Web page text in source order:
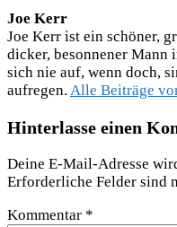
Joe Kerr
Joe Kerr ist ein schöner,
dicker, besonnener Mann
sich nie auf, wenn doch,
aufregen. Alle Beiträge
Hinterlasse einen
Deine E-Mail-Adresse
Erforderliche Felder sind
Kommentar *